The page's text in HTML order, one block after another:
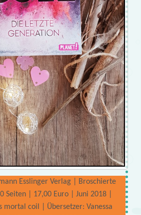
Esslinger Verlag | Broschierte
Seiten | 17,00 Euro | Juni 2018 |
mortal coil | Übersetzer: Vanessa